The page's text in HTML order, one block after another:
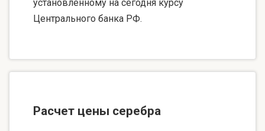
установленному на сегодня курсу
Центрального банка РФ.
Расчет цены серебра